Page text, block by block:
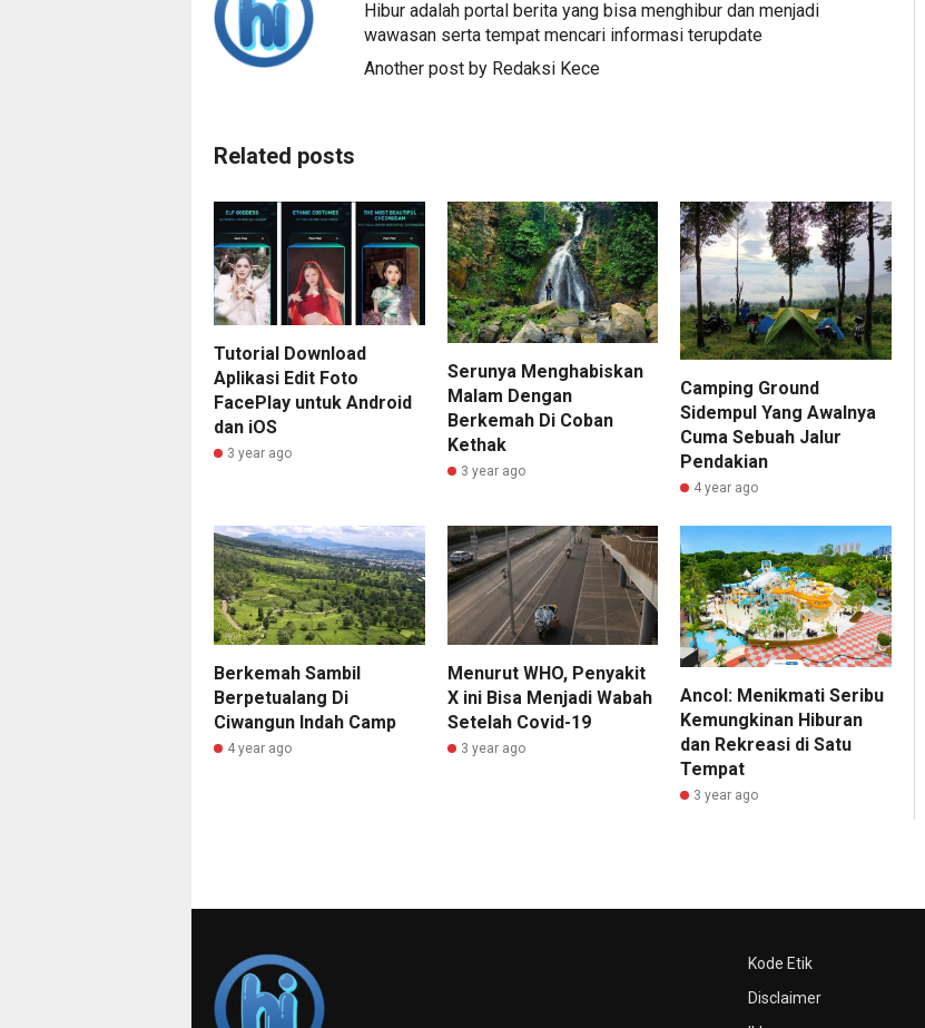
Hibur adalah portal berita yang bisa menghibur dan menjadi
wawasan serta tempat mencari informasi terupdate
Another post by Redaksi Kece
Related posts
Tutorial Download
Aplikasi Edit Foto
FacePlay untuk Android
dan iOS
3 year ago
Serunya Menghabiskan
Malam Dengan
Berkemah Di Coban
Kethak
3 year ago
Camping Ground
Sidempul Yang Awalnya
Cuma Sebuah Jalur
Pendakian
4 year ago
Berkemah Sambil
Berpetualang Di
Ciwangun Indah Camp
4 year ago
Menurut WHO, Penyakit
X ini Bisa Menjadi Wabah
Setelah Covid-19
3 year ago
Ancol: Menikmati Seribu
Kemungkinan Hiburan
dan Rekreasi di Satu
Tempat
3 year ago
Kode Etik
Disclaimer